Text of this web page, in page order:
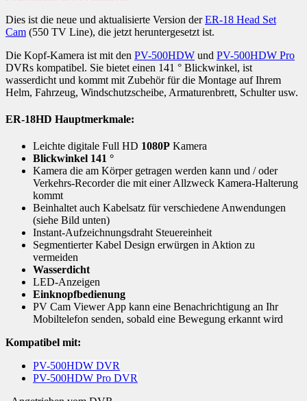
Dies ist die neue und aktualisierte Version derER-18 Head Set
Cam (550 TV Line), die jetzt heruntergesetzt ist.
Die Kopf-Kamera ist mit den PV-500HDW und PV-500HDW Pro
DVRs kompatibel. Sie bietet einen 141 ° Blickwinkel, ist
wasserdicht und kommt mit Zubehör für die Montage auf Ihrem
Helm, Fahrzeug, Windschutzscheibe, Armaturenbrett, Schulter usw.
ER-18HD Hauptmerkmale:
Leichte digitale Full HD 1080P Kamera
Blickwinkel 141 °
Kamera die am Körper getragen werden kann und / oder
Verkehrs-Recorder die mit einer Allzweck Kamera-Halterung
kommt
Beinhaltet auch Kabelsatz für verschiedene Anwendungen
(siehe Bild unten)
Instant-Aufzeichnungsdraht Steuereinheit
Segmentierter Kabel Design erwürgen in Aktion zu
vermeiden
Wasserdicht
LED-Anzeigen
Einknopfbedienung
PV Cam Viewer App kann eine Benachrichtigung an Ihr
Mobiltelefon senden, sobald eine Bewegung erkannt wird
Kompatibel mit:
PV-500HDW DVR
PV-500HDW Pro DVR